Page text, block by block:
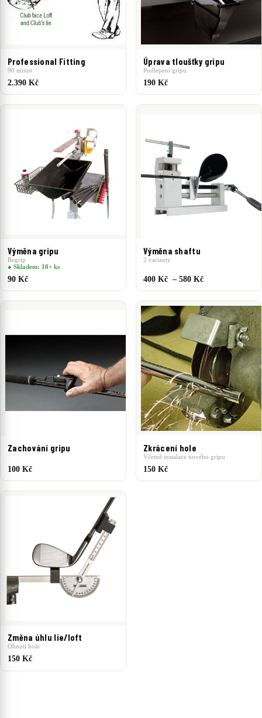
Professional Fitting
90 minut
2.390 Kč
Úprava tloušťky gripu
Podlepení gripu
190 Kč
Výměna gripu
Regrip
● Skladem: 10+ ks
90 Kč
Výměna shaftu
2 varianty
400 Kč – 580 Kč
Zachování gripu
100 Kč
Zkrácení hole
Včetně instalace nového gripu
150 Kč
Změna úhlu lie/loft
Ohnutí hole
150 Kč